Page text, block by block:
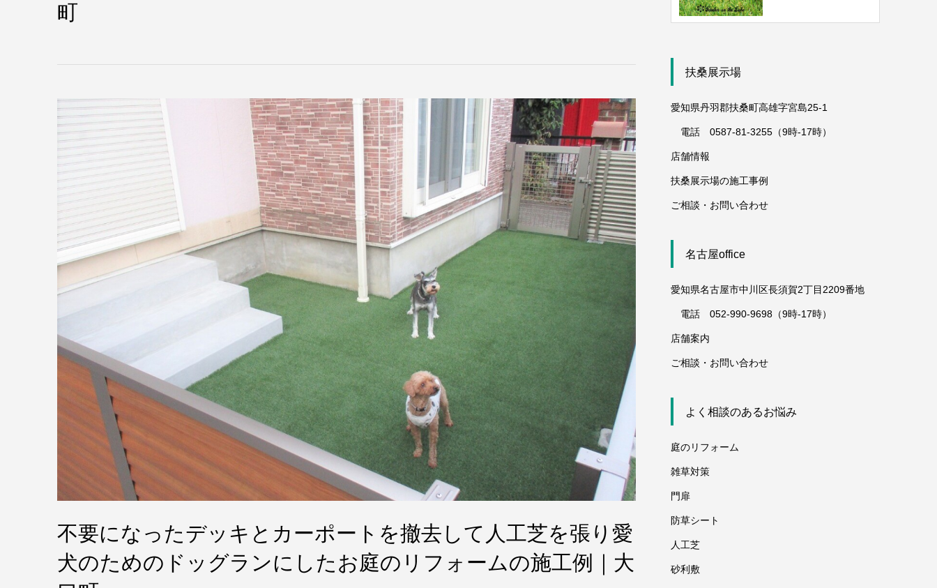
町
不要になったデッキとカーポートを撤去して人工芝を張り愛
犬のためのドッグランにしたお庭のリフォームの施工例｜大
扶桑展示場
愛知県丹羽郡扶桑町高雄字宮島25-1
電話 0587-81-3255（9時-17時）
店舗情報
扶桑展示場の施工事例
ご相談・お問い合わせ
名古屋office
愛知県名古屋市中川区長須賀2丁目2209番地
電話 052-990-9698（9時-17時）
店舗案内
ご相談・お問い合わせ
よく相談のあるお悩み
庭のリフォーム
雑草対策
門扉
防草シート
人工芝
砂利敷